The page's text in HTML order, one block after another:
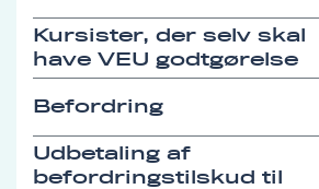
Kursister, der selv skal
have VEU godtgørelse
Befordring
Udbetaling af
befordringstilskud til